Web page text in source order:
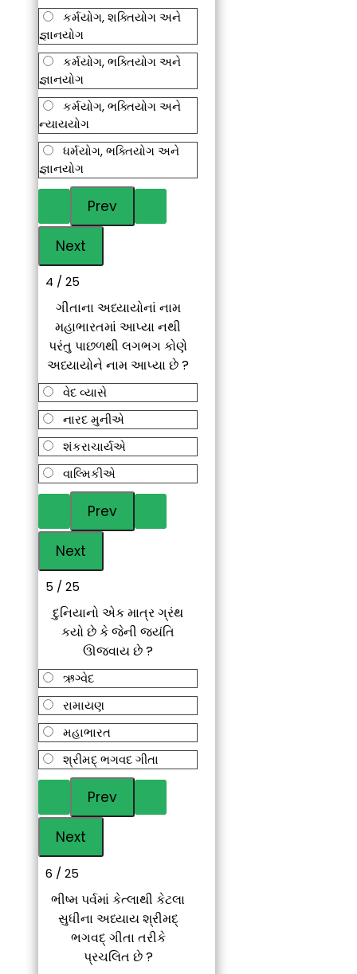
કર્મયોગ, શક્તિયોગ અને
જ્ઞાનયોગ
કર્મયોગ, ભક્તિયોગ અને
જ્ઞાનયોગ
કર્મયોગ, ભક્તિયોગ અને
ન્યાયયોગ
ધર્મયોગ, ભક્તિયોગ અને
જ્ઞાનયોગ
4 / 25
ગીતાના અધ્યાયોનાં નામ
મહાભારતમાં આપ્યા નથી
પરંતુ પાછળથી લગભગ કોણે
અધ્યાયોને નામ આપ્યા છે ?
વેદ વ્યાસે
નારદ મુનીએ
શંકરાચાર્યએ
વાલ્મિકીએ
5 / 25
દુનિયાનો એક માત્ર ગ્રંથ
કયો છે કે જેની જયંતિ
ઊજવાય છે ?
ઋગ્વેદ
રામાયણ
મહાભારત
શ્રીમદ્ ભગવદ ગીતા
6 / 25
ભીષ્મ પર્વમાં કેત્લાથી કેટલા
સુધીના અધ્યાય શ્રીમદ્
ભગવદ્ ગીતા તરીકે
પ્રચલિત છે ?